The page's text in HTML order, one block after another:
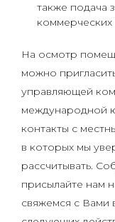
также подача
На осмотр
можно
управляющей
международной
контакты с
в которых мы
рассчитывать.
присылайте нам
свяжемся с Вами